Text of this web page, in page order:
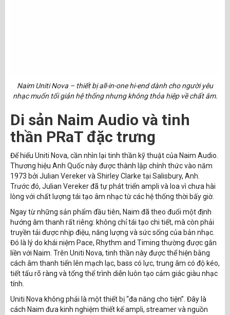
Naim Uniti Nova – thiết bị all-in-one hi-end dành cho người yêu
nhạc muốn tối giản hệ thống nhưng không thỏa hiệp về chất âm.
Di sản Naim Audio và tinh
thần PRaT đặc trưng
Để hiểu Uniti Nova, cần nhìn lại tinh thần kỹ thuật của Naim Audio.
Thương hiệu Anh Quốc này được thành lập chính thức vào năm
1973 bởi Julian Vereker và Shirley Clarke tại Salisbury, Anh.
Trước đó, Julian Vereker đã tự phát triển ampli và loa vì chưa hài
lòng với chất lượng tái tạo âm nhạc từ các hệ thống thời bấy giờ.
Ngay từ những sản phẩm đầu tiên, Naim đã theo đuổi một định
hướng âm thanh rất riêng: không chỉ tái tạo chi tiết, mà còn phải
truyền tải được nhịp điệu, năng lượng và sức sống của bản nhạc.
Đó là lý do khái niệm Pace, Rhythm and Timing thường được gắn
liền với Naim. Trên Uniti Nova, tinh thần này được thể hiện bằng
cách âm thanh tiến lên mạch lạc, bass có lực, trung âm có độ kéo,
tiết tấu rõ ràng và tổng thể trình diễn luôn tạo cảm giác giàu nhạc
tính.
Uniti Nova không phải là một thiết bị “đa năng cho tiện”. Đây là
cách Naim đưa kinh nghiệm thiết kế ampli, streamer và nguồn